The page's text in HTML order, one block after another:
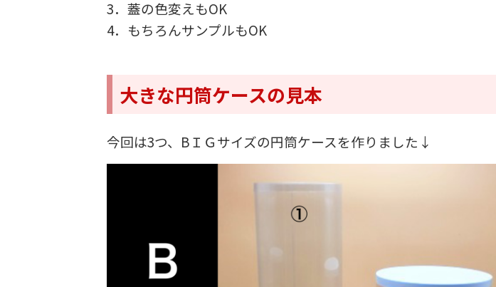
3．蓋の色変えもOK
4．もちろんサンプルもOK
大きな円筒ケースの見本
今回は3つ、BＩＧサイズの円筒ケースを作りました↓